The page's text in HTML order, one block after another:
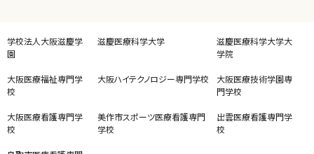
学校法人大阪滋慶学
園
滋慶医療科学大学
滋慶医療科学大学大
学院
大阪医療福祉専門学
校
大阪ハイテクノロジー専門学校
大阪医療技術学園専
門学校
大阪医療看護専門学
校
美作市スポーツ医療看護専門
学校
出雲医療看護専門学
校